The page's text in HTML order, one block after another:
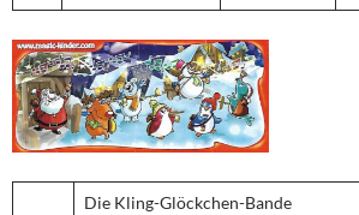
Die Kling-Glöckchen-Bande